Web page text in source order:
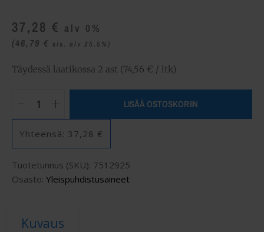
37,28 € alv 0%
(46,79 € sis. alv 25.5%)
Täydessä laatikossa 2 ast (74,56 € / ltk)
LISÄÄ OSTOSKORIIN
Yhteensä: 37,28 €
Tuotetunnus (SKU): 7512925
Osasto: Yleispuhdistusaineet
Kuvaus